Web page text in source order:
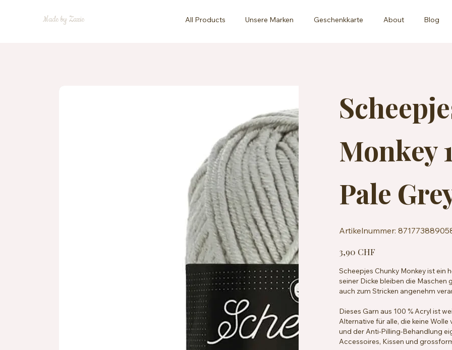
Made by Zazie All Products Unsere Marken Geschenkkarte About Blog
Monkey
Pale
Artikelnummer: 8717738890583
3,90 CHF
Scheepjes Chunky Monkey ist ein
seiner Dicke bleiben die Maschen
auch zum Stricken angenehm
Dieses Garn aus 100 % Acryl ist
Alternative für alle, die keine
und der Anti-Pilling-Behandlung
Accessoires, Kissen und